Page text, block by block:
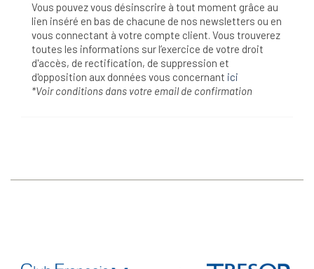
Vous pouvez vous désinscrire à tout moment grâce au
lien inséré en bas de chacune de nos newsletters ou en
vous connectant à votre compte client. Vous trouverez
toutes les informations sur l’exercice de votre droit
d'accès, de rectification, de suppression et
d'opposition aux données vous concernant ici
*Voir conditions dans votre email de confirmation